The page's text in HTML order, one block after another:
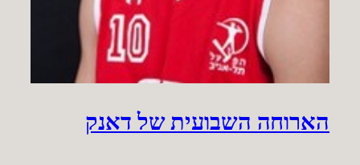
הארוחה השבועית של דאנק